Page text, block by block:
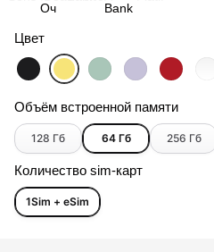
Цвет
Объём встроенной памяти
128 Гб 64 Гб 256 Гб
Количество sim-карт
1Sim + eSim